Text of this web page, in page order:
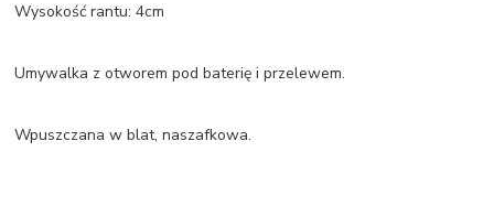
Wysokość rantu: 4cm
Umywalka z otworem pod baterię i przelewem.
Wpuszczana w blat, naszafkowa.